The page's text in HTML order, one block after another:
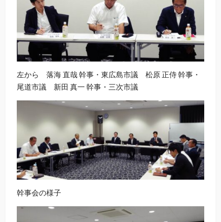
左から 落海 直哉 幹事・東広島市議 松原 正侍 幹事・
尾道市議 新田 真一 幹事・三次市議
幹事会の様子